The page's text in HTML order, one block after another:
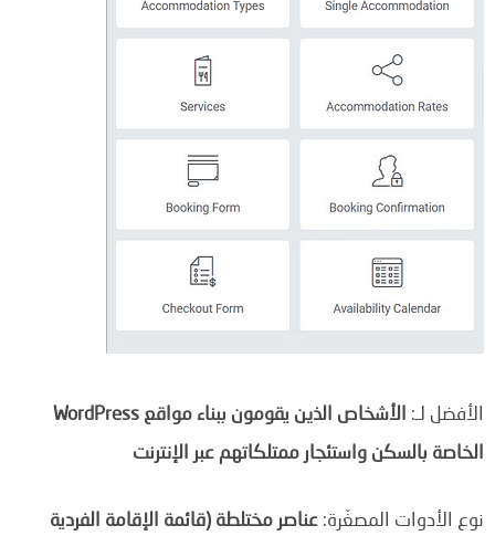
الأفضل لـ:
الأشخاص الذين يقومون ببناء مواقع WordPress
الخاصة بالسكن واستئجار ممتلكاتهم عبر الإنترنت
نوع الأدوات المصغّرة: عناصر مختلطة (قائمة الإقامة الفردية